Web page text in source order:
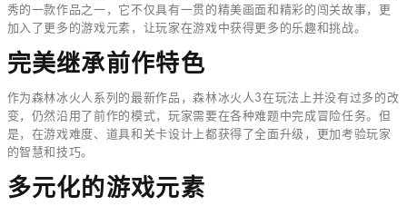
秀的一款作品之一，它不仅具有一贯的精美画面和精彩的闯关故事，更
加入了更多的游戏元素，让玩家在游戏中获得更多的乐趣和挑战。
完美继承前作特色
作为森林冰火人系列的最新作品，森林冰火人3在玩法上并没有过多的改
变，仍然沿用了前作的模式，玩家需要在各种难题中完成冒险任务。但
是，在游戏难度、道具和关卡设计上都获得了全面升级，更加考验玩家
的智慧和技巧。
多元化的游戏元素